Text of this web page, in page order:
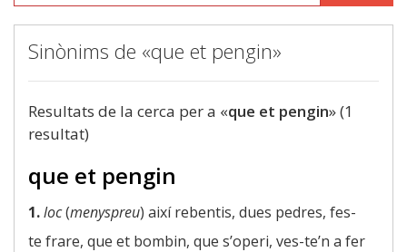
Sinònims de «que et pengin»
Resultats de la cerca per a «que et pengin» (1
resultat)
que et pengin
1.loc(menyspreu) així rebentis, dues pedres, fes-
te frare, que et bombin, que s’operi, ves-te’n a fer